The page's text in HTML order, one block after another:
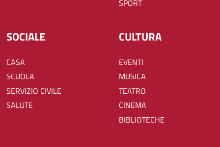
SPORT
SOCIALE
CASA
SCUOLA
SERVIZIO CIVILE
SALUTE
CULTURA
EVENTI
MUSICA
TEATRO
CINEMA
BIBLIOTECHE